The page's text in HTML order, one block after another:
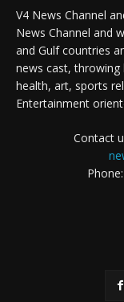
V4 News Channel
News Channel and
and Gulf countries
news cast, throwing
health, art, sports
Entertainment
Contact
Phone: